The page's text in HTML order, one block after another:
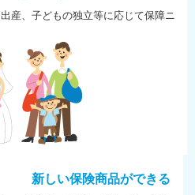
出産、子どもの独立等に応じて保障ニ
新しい保険商品ができる